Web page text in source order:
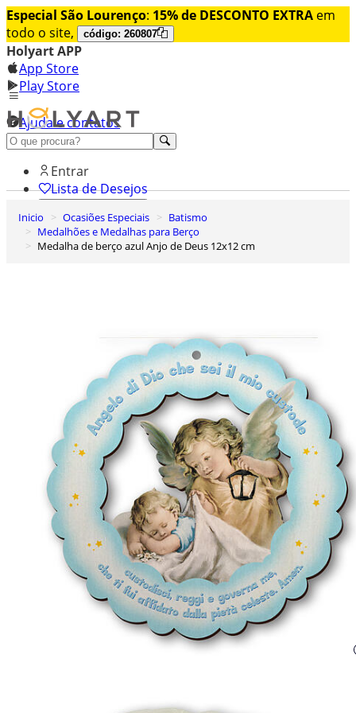
Especial São Lourenço: 15% de DESCONTO EXTRA em
todo o site,
código: 260807
Holyart APP
App Store
Play Store
Ajuda e contatos
Conheça premium
Entrar
Lista de Desejos
0
Carrinho de Compras
Inicio Ocasiões Especiais
Batismo
Medalhões e Medalhas para Berço
Medalha de berço azul Anjo de Deus 12x12 cm